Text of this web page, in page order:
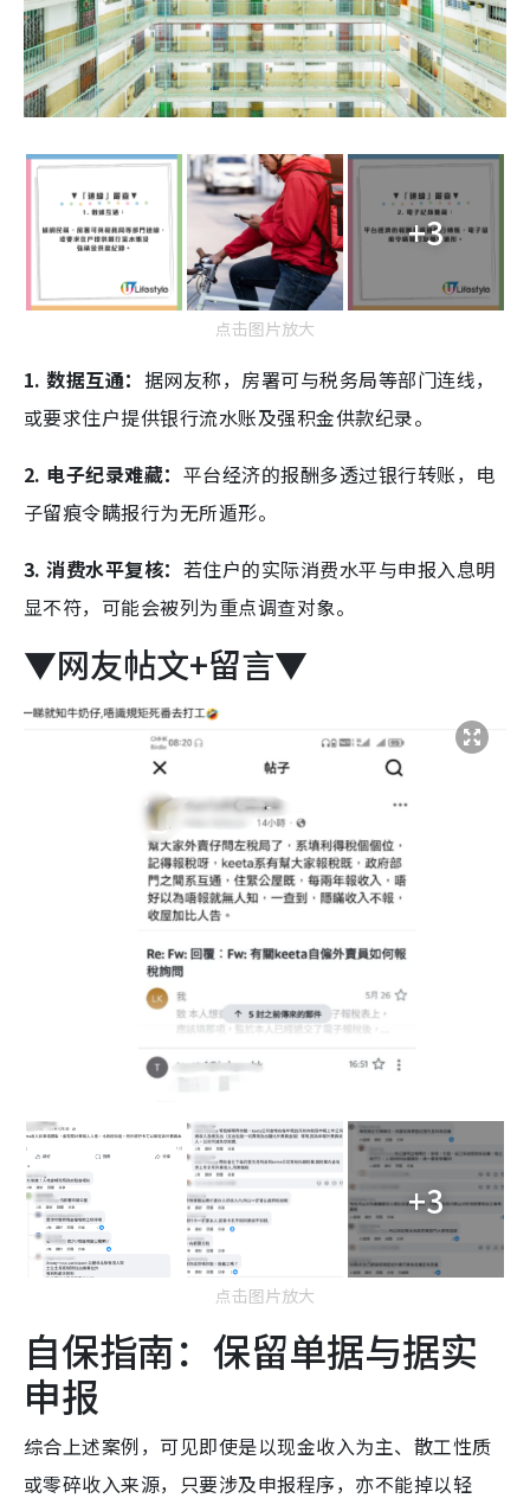
+3
点击图片放大
1. 数据互通： 据网友称，房署可与税务局等部门连线，
或要求住户提供银行流水账及强积金供款纪录。
2. 电子纪录难藏： 平台经济的报酬多透过银行转账，电
子留痕令瞒报行为无所遁形。
3. 消费水平复核： 若住户的实际消费水平与申报入息明
显不符，可能会被列为重点调查对象。
▼网友帖文+留言▼
+3
点击图片放大
自保指南：保留单据与据实
申报
综合上述案例，可见即使是以现金收入为主、散工性质
或零碎收入来源，只要涉及申报程序，亦不能掉以轻